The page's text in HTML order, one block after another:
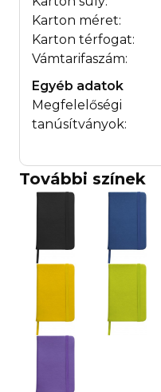
Karton méret:
Karton térfogat:
Vámtarifaszám:
Egyéb adatok
Megfelelőségi
tanúsítványok:
További színek